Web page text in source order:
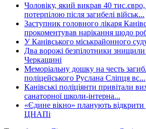
Чоловіку, який викрав 40
потерпілою після загибелі військ...
Заступник головного лікаря
прокоментував нарікання щодо
У Канівського міськрайонного
Два ворожі безпілотники знищили
Черкащині
Меморіальну дошку на честь
поліцейського Руслана Сліпця вс...
Канівські поліціянти привітали
санаторної школи-інтерна...
«Єдине вікно» планують відкрити
ЦНАПі